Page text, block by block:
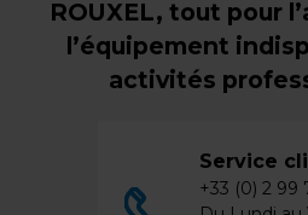
ROUXEL, tout pour
l’équipement
activités
Service
+33 (0) 2 99